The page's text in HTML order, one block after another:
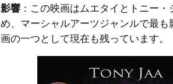
影響 ：この映画はムエタイとトニー
め、マーシャルアーツジャンルで最も
画の一つとして現在も残っています。